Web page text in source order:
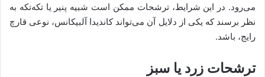
می‌رود. در این شرایط، ترشحات ممکن است شبیه پنیر یا تکه‌تکه به
نظر برسند که یکی از دلایل آن می‌تواند کاندیدا آلبیکانس، نوعی قارچ
رایج، باشد.
ترشحات زرد یا سبز